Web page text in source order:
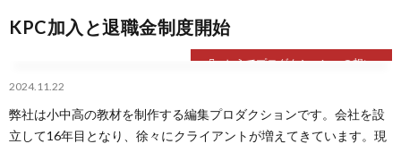
グ
KPC加入と退職金制度開始
かえでプロダクションへの想い
2024.11.22
弊社は小中高の教材を制作する編集プロダクションです。会社を設
立して16年目となり、徐々にクライアントが増えてきています。現